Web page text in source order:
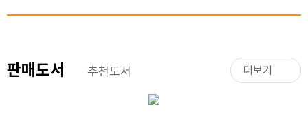
판매도서 추천도서 더보기